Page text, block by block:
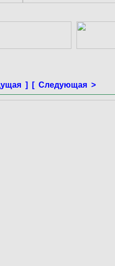
] [ Следующая >